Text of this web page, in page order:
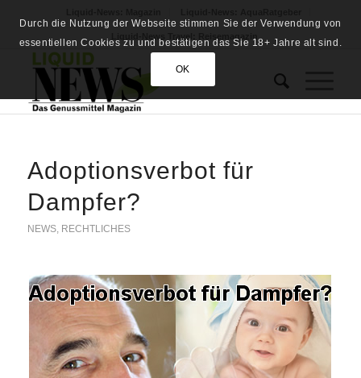
Adoptionsverbot für
Dampfer?
NEWS, RECHTLICHES
Durch die Nutzung der Webseite stimmen Sie der Verwendung von
essentiellen Cookies zu und bestätigen das Sie 18+ Jahre alt sind.
OK